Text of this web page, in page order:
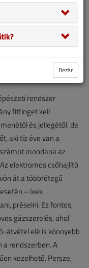
rendszer
fittinget kell
és jellegétől, de
aki tíz éve van a
mondana az
elektromos csőhajlító
át a többrétegű
– ívek
préselni. Ez fontos,
gázszerelés, ahol
átvétel elé is könnyebb
a rendszerben. A
kezelhető. Persze,
Bezár